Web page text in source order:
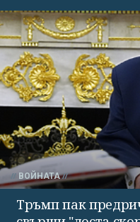
ВОЙНАТА
Тръмп пак